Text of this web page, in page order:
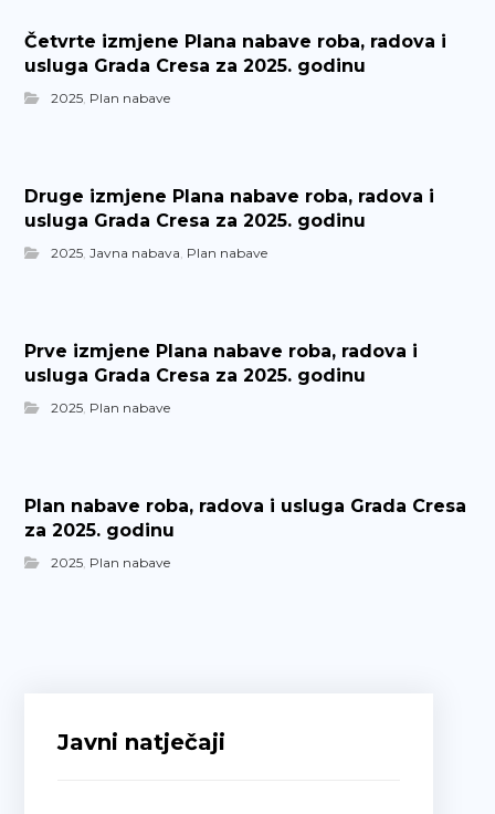
Četvrte izmjene Plana nabave roba, radova i
usluga Grada Cresa za 2025. godinu
2025, Plan nabave
Druge izmjene Plana nabave roba, radova i
usluga Grada Cresa za 2025. godinu
2025,Javna nabava, Plan nabave
Prve izmjene Plana nabave roba, radova i
usluga Grada Cresa za 2025. godinu
2025, Plan nabave
Plan nabave roba, radova i usluga Grada Cresa
za 2025. godinu
2025, Plan nabave
Javni natječaji